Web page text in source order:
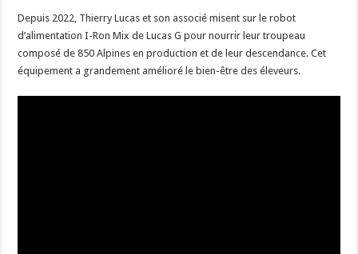
Depuis 2022, Thierry Lucas et son associé misent sur le robot
d’alimentation I-Ron Mix de Lucas G pour nourrir leur troupeau
composé de 850 Alpines en production et de leur descendance. Cet
équipement a grandement amélioré le bien-être des éleveurs.